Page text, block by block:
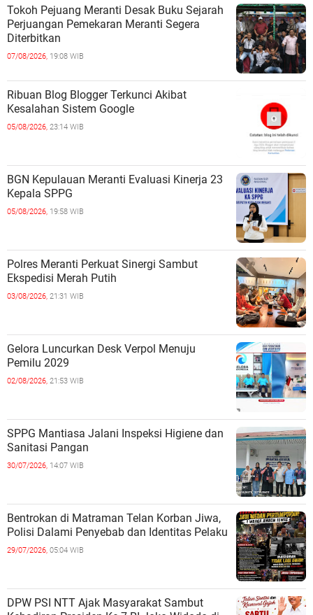
Tokoh Pejuang Meranti Desak Buku Sejarah
Perjuangan Pemekaran Meranti Segera
Diterbitkan
07/08/2026, 19:08 WIB
Ribuan Blog Blogger Terkunci Akibat
Kesalahan Sistem Google
05/08/2026, 23:14 WIB
BGN Kepulauan Meranti Evaluasi Kinerja 23
Kepala SPPG
05/08/2026, 19:58 WIB
Polres Meranti Perkuat Sinergi Sambut
Ekspedisi Merah Putih
03/08/2026, 21:31 WIB
Gelora Luncurkan Desk Verpol Menuju
Pemilu 2029
02/08/2026, 21:53 WIB
SPPG Mantiasa Jalani Inspeksi Higiene dan
Sanitasi Pangan
30/07/2026, 14:07 WIB
Bentrokan di Matraman Telan Korban Jiwa,
Polisi Dalami Penyebab dan Identitas Pelaku
29/07/2026, 05:04 WIB
DPW PSI NTT Ajak Masyarakat Sambut